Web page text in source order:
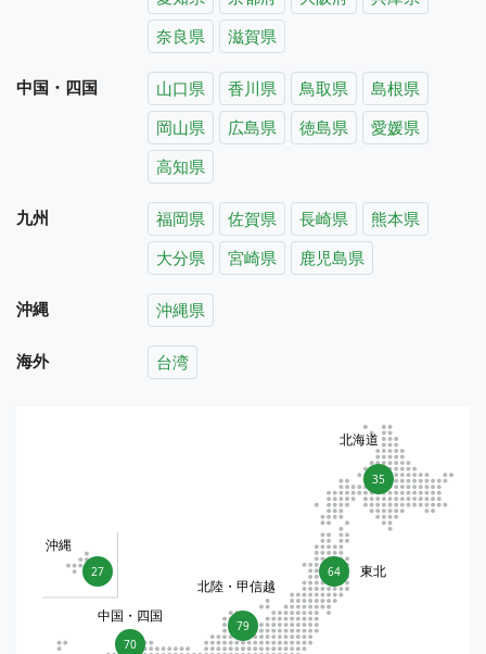
奈良県
滋賀県
中国・四国 山口県 香川県 鳥取県
島根県
岡山県
広島県 徳島県
愛媛県
高知県
九州 福岡県 佐賀県 長崎県
熊本県
大分県
宮崎県 鹿児島県
沖縄 沖縄県
海外 台湾
35
北海道
64 東北
79
北陸・甲信越
70
中国・四国
27
沖縄